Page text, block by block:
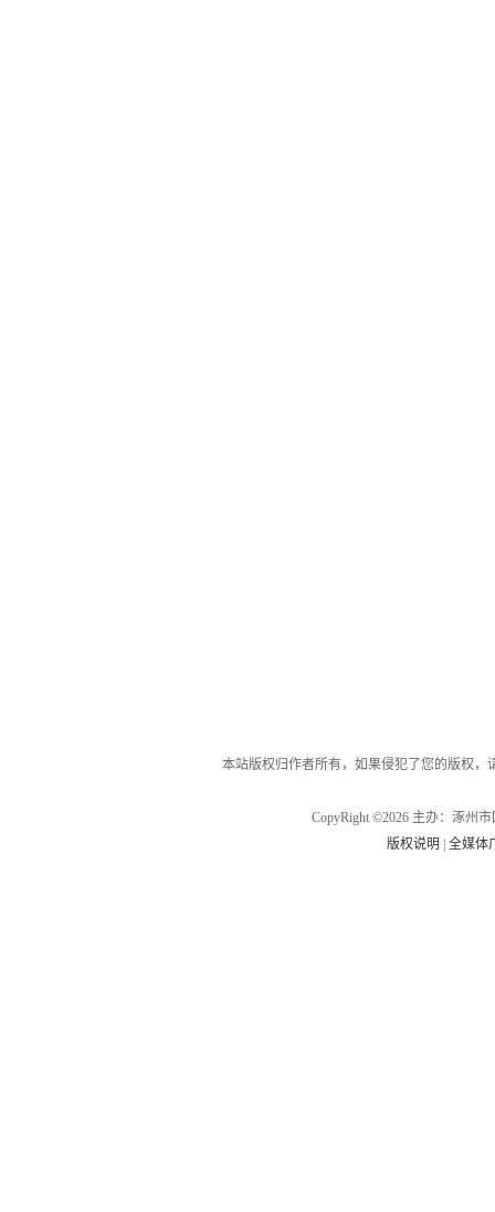
本站版权归作者所有，如果侵犯了您的版权
CopyRight ©2026 主办：涿州
版权说明
|全媒体